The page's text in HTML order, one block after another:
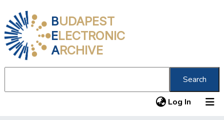
BUDAPEST
ELECTRONIC
ARCHIVE
Search
Log In (current)